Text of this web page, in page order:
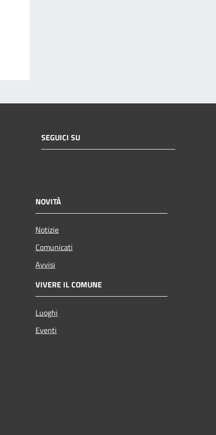
SEGUICI SU
NOVITÀ
Notizie
Comunicati
Avvisi
VIVERE IL COMUNE
Luoghi
Eventi